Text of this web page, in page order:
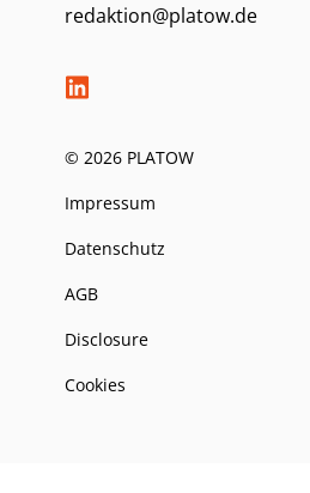
redaktion@platow.de
© 2026 PLATOW
Impressum
Datenschutz
AGB
Disclosure
Cookies